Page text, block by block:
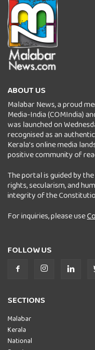
ABOUT US
Malabar News, a proud
Media-India (COMIndia)
was launched on
recognised as an
Kerala’s online media
positive community of
The portal is guided by
rights, secularism, and
integrity of the
For inquiries, please use
FOLLOW US
SECTIONS
Malabar
Kerala
National